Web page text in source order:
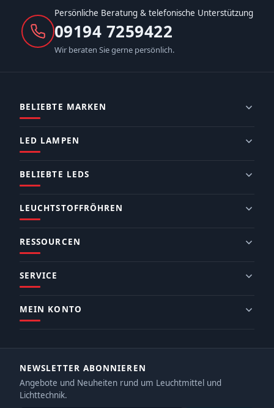
Persönliche Beratung & telefonische Unterstützung
09194 7259422
Wir beraten Sie gerne persönlich.
BELIEBTE MARKEN
LED LAMPEN
BELIEBTE LEDS
LEUCHTSTOFFRÖHREN
RESSOURCEN
SERVICE
MEIN KONTO
NEWSLETTER ABONNIEREN
Angebote und Neuheiten rund um Leuchtmittel und
Lichttechnik.